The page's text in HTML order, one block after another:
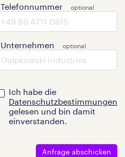
Telefonnummer
Unternehmen
Ich habe die
Datenschutzbestimmungen
gelesen und bin damit
einverstanden.
Anfrage abschicken